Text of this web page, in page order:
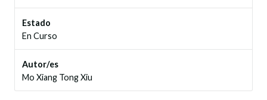
Estado
En Curso
Autor/es
Mo Xiang Tong Xiu